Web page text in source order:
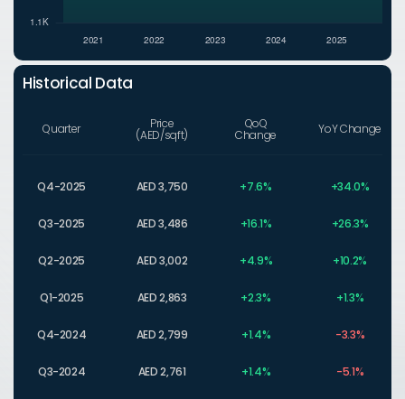
Historical Data
Quarter Price
(AED/sqft)
QoQ
Change YoY Change
Q4-2025 AED 3,750 +7.6% +34.0%
Q3-2025 AED 3,486 +16.1% +26.3%
Q2-2025 AED 3,002 +4.9% +10.2%
Q1-2025 AED 2,863 +2.3% +1.3%
Q4-2024 AED 2,799 +1.4% -3.3%
Q3-2024 AED 2,761 +1.4% -5.1%